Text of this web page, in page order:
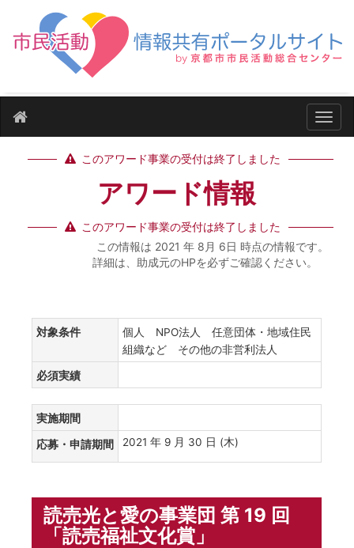
ナビ
このアワード事業の受付は終了しました
アワード情報
このアワード事業の受付は終了しました
この情報は 2021 年 8月 6日 時点の情報です。
詳細は、助成元のHPを必ずご確認ください。
対象条件
個人 NPO法人 任意団体・地域住民
組織など その他の非営利法人
必須実績
実施期間
応募・申請期間 2021 年 9 月 30 日 (木)
読売光と愛の事業団 第 19 回
「読売福祉文化賞」